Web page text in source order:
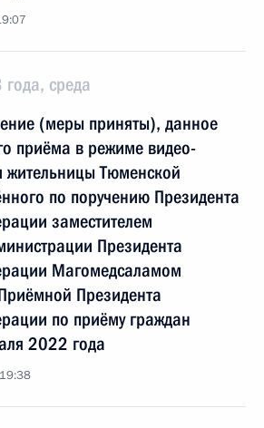
среда
(меры приняты), данное
приёма в режиме видео-
жительницы Тюменской
по поручению Президента
заместителем
Президента
Магомедсаламом
Президента
по приёму граждан
2022 года